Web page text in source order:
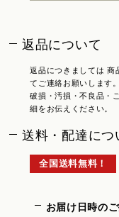
返品について
返品につきましては 商
てご連絡お願いします。
破損・汚損・不良品・
細をお伝えください。
送料・配達につ
全国送料無料！
お届け日時の